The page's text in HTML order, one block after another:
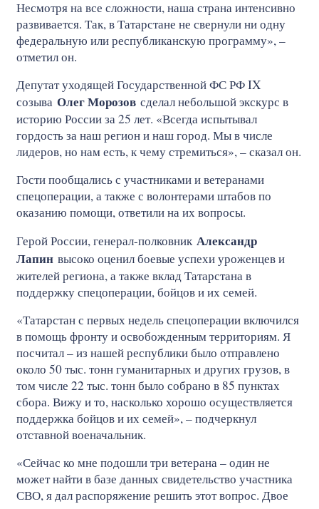
Несмотря на все сложности, наша страна интенсивно
развивается. Так, в Татарстане не свернули ни одну
федеральную или республиканскую программу», –
отметил он.
Депутат уходящей Государственной ФС РФ IX
созыва Олег Морозов сделал небольшой экскурс в
историю России за 25 лет. «Всегда испытывал
гордость за наш регион и наш город. Мы в числе
лидеров, но нам есть, к чему стремиться», – сказал он.
Гости пообщались с участниками и ветеранами
спецоперации, а также с волонтерами штабов по
оказанию помощи, ответили на их вопросы.
Герой России, генерал-полковник Александр
Лапин высоко оценил боевые успехи уроженцев и
жителей региона, а также вклад Татарстана в
поддержку спецоперации, бойцов и их семей.
«Татарстан с первых недель спецоперации включился
в помощь фронту и освобожденным территориям. Я
посчитал – из нашей республики было отправлено
около 50 тыс. тонн гуманитарных и других грузов, в
том числе 22 тыс. тонн было собрано в 85 пунктах
сбора. Вижу и то, насколько хорошо осуществляется
поддержка бойцов и их семей», – подчеркнул
отставной военачальник.
«Сейчас ко мне подошли три ветерана – один не
может найти в базе данных свидетельство участника
СВО, я дал распоряжение решить этот вопрос. Двое